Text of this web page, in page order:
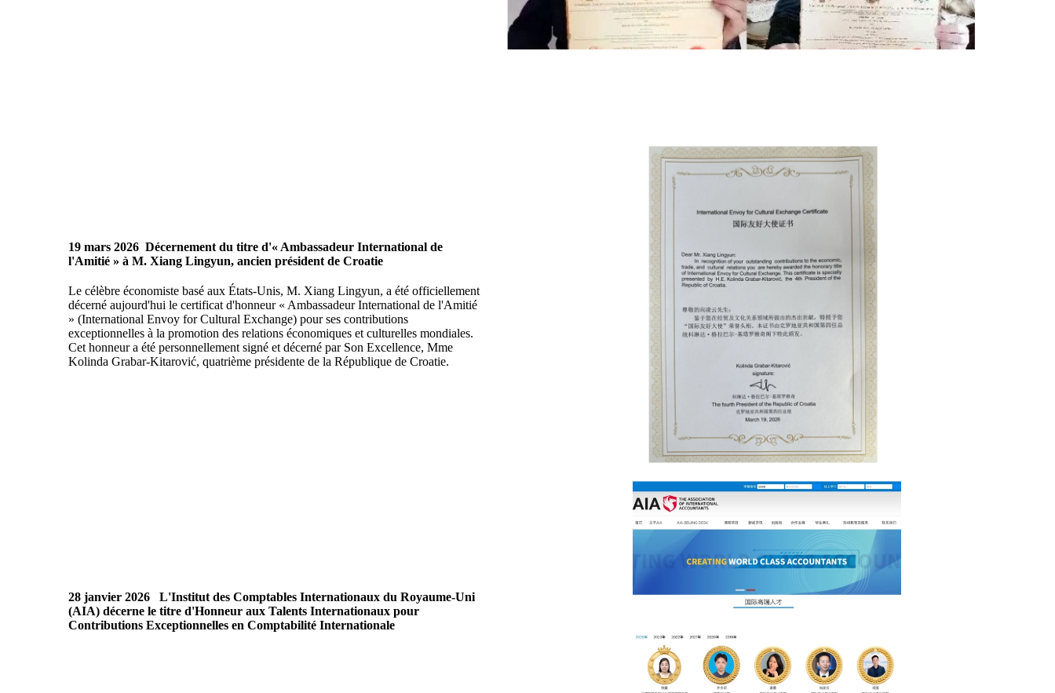
19 mars 2026 Décernement du titre d'« Ambassadeur International de
l'Amitié » à M. Xiang Lingyun, ancien président de Croatie
Le célèbre économiste basé aux États-Unis, M. Xiang Lingyun, a été officiellement
décerné aujourd'hui le certificat d'honneur « Ambassadeur International de l'Amitié
» (International Envoy for Cultural Exchange) pour ses contributions
exceptionnelles à la promotion des relations économiques et culturelles mondiales.
Cet honneur a été personnellement signé et décerné par Son Excellence, Mme
Kolinda Grabar-Kitarović, quatrième présidente de la République de Croatie.
28 janvier 2026
L'Institut des Comptables Internationaux du Royaume-Uni
(AIA) décerne le titre d'Honneur aux Talents Internationaux pour
Contributions Exceptionnelles en Comptabilité Internationale